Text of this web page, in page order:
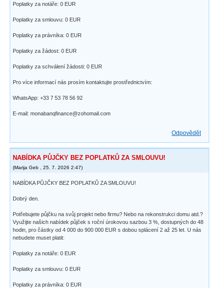
Poplatky za notáře: 0 EUR
Poplatky za smlouvu: 0 EUR
Poplatky za právníka: 0 EUR
Poplatky za žádost: 0 EUR
Poplatky za schválení žádosti: 0 EUR
Pro více informací nás prosím kontaktujte prostřednictvím:
WhatsApp: +33 7 53 78 56 92
E-mail: monabanqfinance@zohomail.com
Odpovědět
NABÍDKA PŮJČKY BEZ POPLATKŮ ZA SMLOUVU!
(Marija Geb 25. 7. 2026 2:47)
NABÍDKA PŮJČKY BEZ POPLATKŮ ZA SMLOUVU!
Dobrý den.
Potřebujete půjčku na svůj projekt nebo firmu? Nebo na rekonstrukci domu atd.?
Využijte našich nabídek půjček s roční úrokovou sazbou 3 %, dostupných do 48
hodin, pro částky od 4 000 do 900 000 EUR s dobou splácení 2 až 25 let. U nás
nebudete muset platit:
Poplatky za notáře: 0 EUR
Poplatky za smlouvu: 0 EUR
Poplatky za právníka: 0 EUR